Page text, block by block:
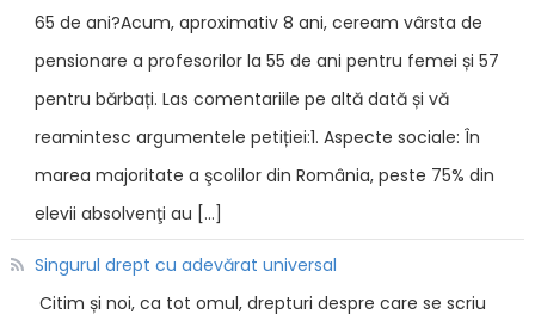
65 de ani?Acum, aproximativ 8 ani, ceream vârsta de
pensionare a profesorilor la 55 de ani pentru femei și 57
pentru bărbați. Las comentariile pe altă dată și vă
reamintesc argumentele petiției:1. Aspecte sociale: În
marea majoritate a şcolilor din România, peste 75% din
elevii absolvenţi au […]
Singurul drept cu adevărat universal
Citim și noi, ca tot omul, drepturi despre care se scriu